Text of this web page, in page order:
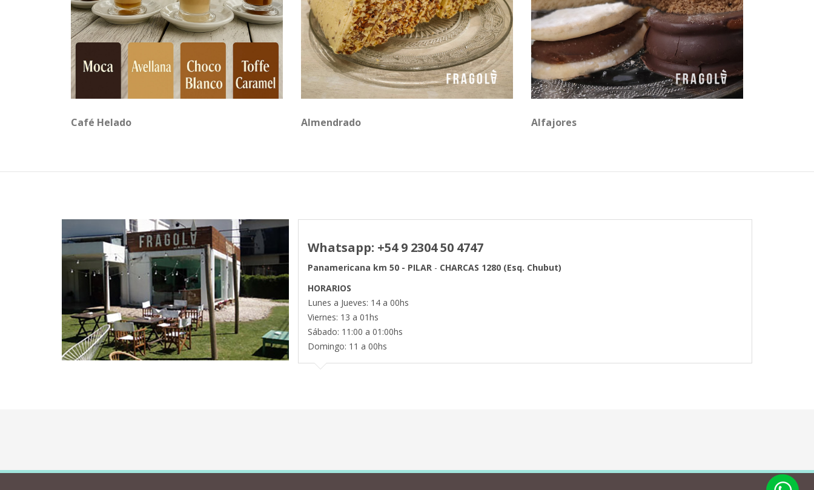
Café Helado Almendrado Alfajores
Whatsapp: +54 9 2304 50 4747
Panamericana km 50 - PILAR - CHARCAS 1280 (Esq. Chubut)
HORARIOS
Lunes a Jueves: 14 a 00hs
Viernes: 13 a 01hs
Sábado: 11:00 a 01:00hs
Domingo: 11 a 00hs